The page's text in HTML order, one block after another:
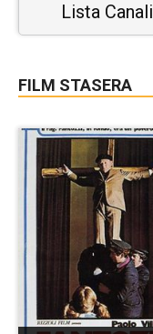
Lista Canali
FILM STASERA